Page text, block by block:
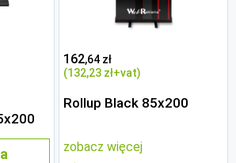
162,64 zł
(132,23 zł+vat)
Rollup Black 85x200
zobacz więcej